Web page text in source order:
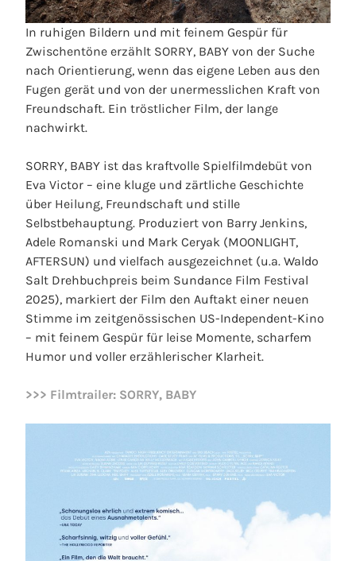
In ruhigen Bildern und mit feinem Gespür für
Zwischentöne erzählt SORRY, BABY von der Suche
nach Orientierung, wenn das eigene Leben aus den
Fugen gerät und von der unermesslichen Kraft von
Freundschaft. Ein tröstlicher Film, der lange
nachwirkt.
SORRY, BABY ist das kraftvolle Spielfilmdebüt von
Eva Victor – eine kluge und zärtliche Geschichte
über Heilung, Freundschaft und stille
Selbstbehauptung. Produziert von Barry Jenkins,
Adele Romanski und Mark Ceryak (MOONLIGHT,
AFTERSUN) und vielfach ausgezeichnet (u.a. Waldo
Salt Drehbuchpreis beim Sundance Film Festival
2025), markiert der Film den Auftakt einer neuen
Stimme im zeitgenössischen US-Independent-Kino
– mit feinem Gespür für leise Momente, scharfem
Humor und voller erzählerischer Klarheit.
>>> Filmtrailer: SORRY, BABY